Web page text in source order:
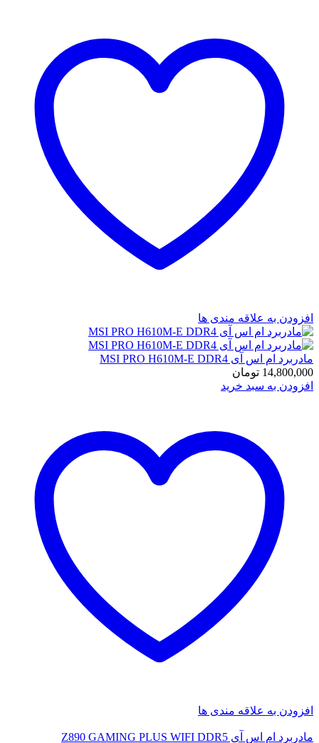
افزودن به علاقه مندی ها
مادربرد ام اس آی MSI PRO H610M-E DDR4
14,800,000 تومان
افزودن به سبد خرید
افزودن به علاقه مندی ها
مادربرد ام اس آی Z890 GAMING PLUS WIFI DDR5